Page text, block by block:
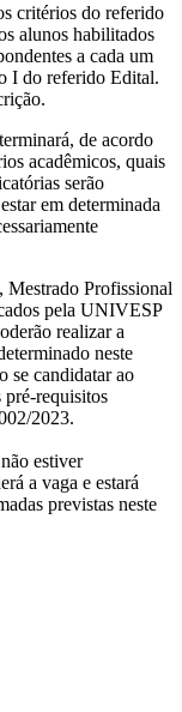
critérios do referido
alunos habilitados
a cada um
I do referido Edital.
de acordo
acadêmicos, quais
serão
em determinada
Mestrado Profissional
pela UNIVESP
realizar a
neste
se candidatar ao
pré-requisitos
2023.
estiver
a vaga e estará
previstas neste